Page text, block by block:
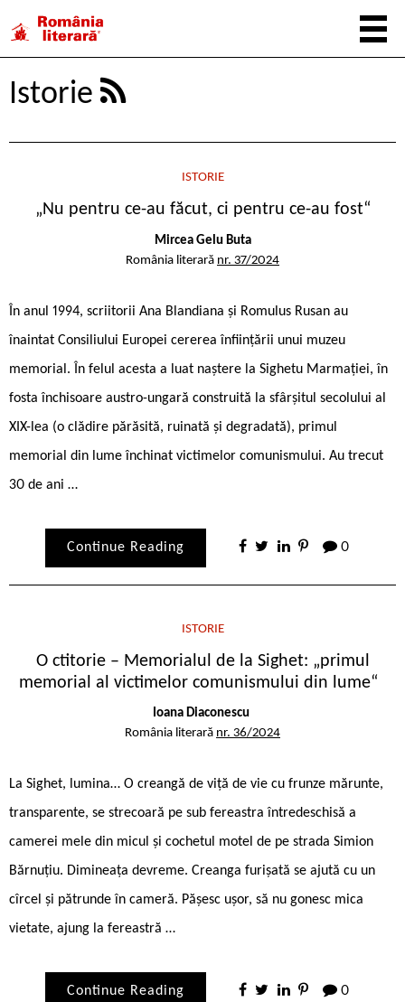
Istorie
ISTORIE
„Nu pentru ce-au făcut, ci pentru ce-au fost“
Mircea Gelu Buta
România literară nr. 37/2024
În anul 1994, scriitorii Ana Blandiana și Romulus Rusan au
înaintat Consiliului Europei cererea înființării unui muzeu
memorial. În felul acesta a luat naștere la Sighetu Marmației, în
fosta închisoare austro-ungară construită la sfârșitul secolului al
XIX-lea (o clădire părăsită, ruinată și degradată), primul
memorial din lume închinat victimelor comunismului. Au trecut
30 de ani …
Continue Reading 0
ISTORIE
O ctitorie – Memorialul de la Sighet: „primul
memorial al victimelor comunismului din lume“
Ioana Diaconescu
România literară nr. 36/2024
La Sighet, lumina… O creangă de viță de vie cu frunze mărunte,
transparente, se strecoară pe sub fereastra întredeschisă a
camerei mele din micul și cochetul motel de pe strada Simion
Bărnuțiu. Dimineața devreme. Creanga furișată se ajută cu un
cîrcel și pătrunde în cameră. Pășesc ușor, să nu gonesc mica
vietate, ajung la fereastră …
Continue Reading 0